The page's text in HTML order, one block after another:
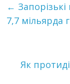
←
7,7 мільярда
Як